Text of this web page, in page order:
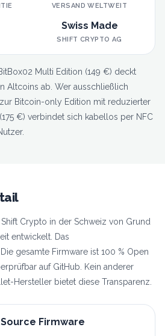
VERSAND WELTWEIT
Swiss Made
SHIFT CRYPTO AG
Multi Edition (149 €) deckt
Altcoins ab. Wer ausschließlich
Bitcoin-only Edition mit reduzierter
€) verbindet sich kabellos per NFC
Crypto in der Schweiz von Grund
entwickelt. Das
gesamte Firmware ist 100 % Open
auf GitHub. Kein anderer
Hersteller bietet diese Transparenz.
Source Firmware